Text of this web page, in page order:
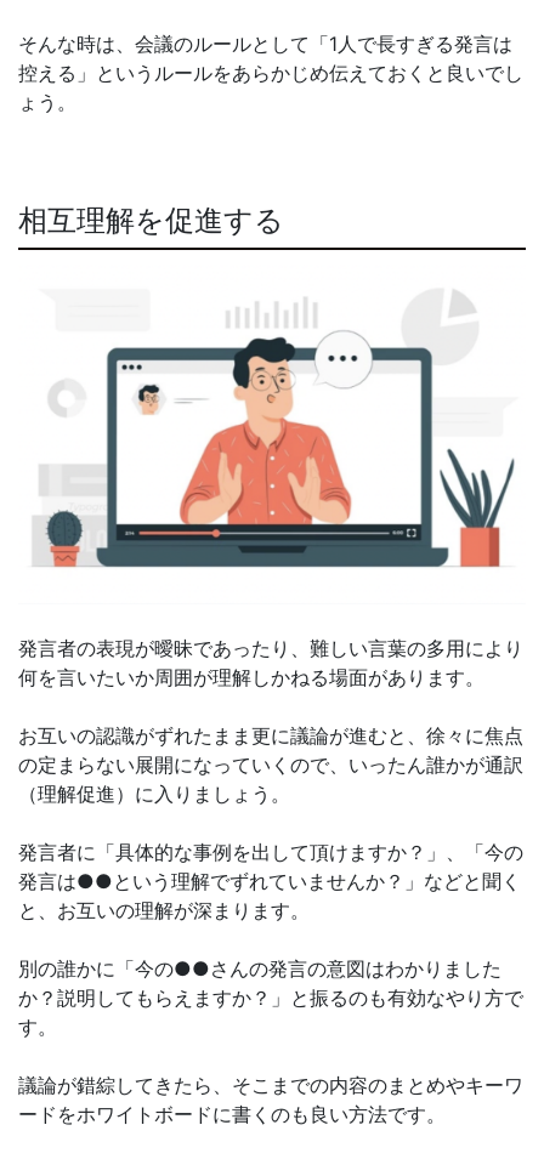
そんな時は、会議のルールとして「1人で長すぎる発言は
控える」というルールをあらかじめ伝えておくと良いでし
ょう。
相互理解を促進する
発言者の表現が曖昧であったり、難しい言葉の多用により
何を言いたいか周囲が理解しかねる場面があります。
お互いの認識がずれたまま更に議論が進むと、徐々に焦点
の定まらない展開になっていくので、いったん誰かが通訳
（理解促進）に入りましょう。
発言者に「具体的な事例を出して頂けますか？」、「今の
発言は●●という理解でずれていませんか？」などと聞く
と、お互いの理解が深まります。
別の誰かに「今の●●さんの発言の意図はわかりました
か？説明してもらえますか？」と振るのも有効なやり方で
す。
議論が錯綜してきたら、そこまでの内容のまとめやキーワ
ードをホワイトボードに書くのも良い方法です。